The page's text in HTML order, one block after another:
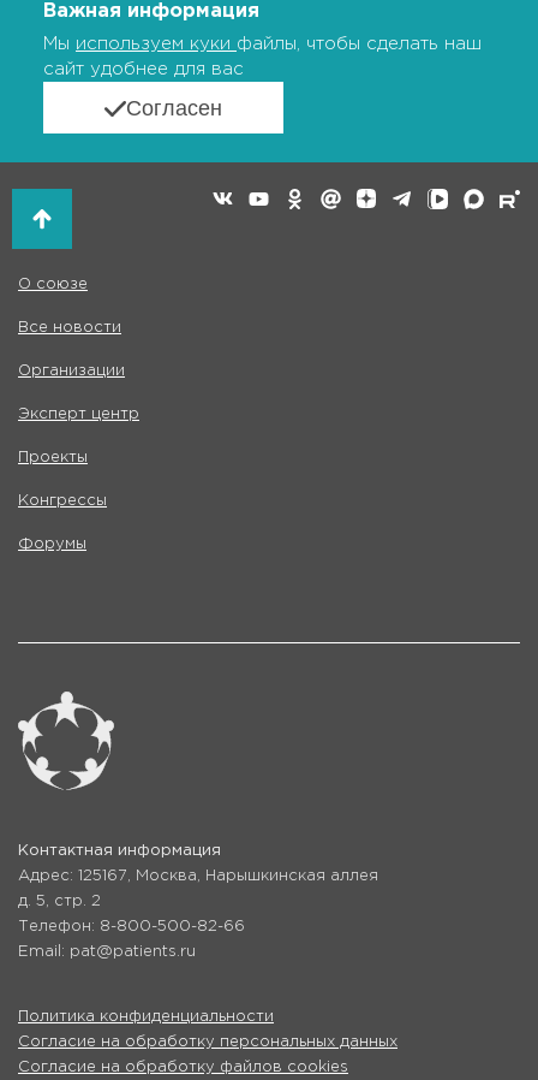
Важная информация
Мы используем куки файлы, чтобы сделать наш
сайт удобнее для вас
Согласен
О союзе
Все новости
Организации
Эксперт центр
Проекты
Конгрессы
Форумы
Контактная информация
Адрес: 125167, Москва, Нарышкинская аллея
д. 5, стр. 2
Телефон: 8-800-500-82-66
Email: pat@patients.ru
Политика конфиденциальности
Согласие на обработку персональных данных
Согласие на обработку файлов cookies